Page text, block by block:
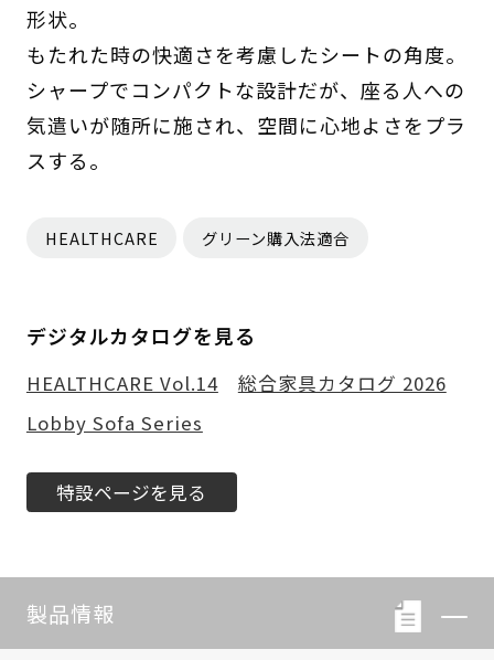
形状。
もたれた時の快適さを考慮したシートの角度。
シャープでコンパクトな設計だが、座る人への
気遣いが随所に施され、空間に心地よさをプラ
スする。
HEALTHCARE グリーン購入法適合
デジタルカタログを見る
HEALTHCARE Vol.14
総合家具カタログ 2026
Lobby Sofa Series
特設ページを見る
製品情報